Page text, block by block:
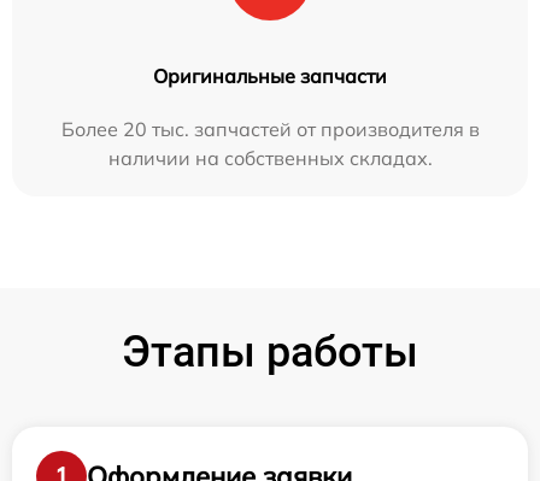
Оригинальные запчасти
Более 20 тыс. запчастей от производителя в
наличии на собственных складах.
Этапы работы